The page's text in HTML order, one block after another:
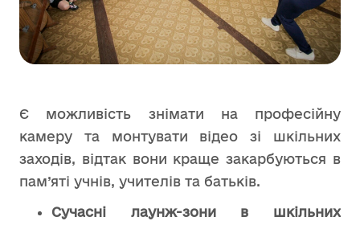
Є можливість знімати на професійну
камеру та монтувати відео зі шкільних
заходів, відтак вони краще закарбуються в
пам’яті учнів, учителів та батьків.
Сучасні лаунж-зони в шкільних